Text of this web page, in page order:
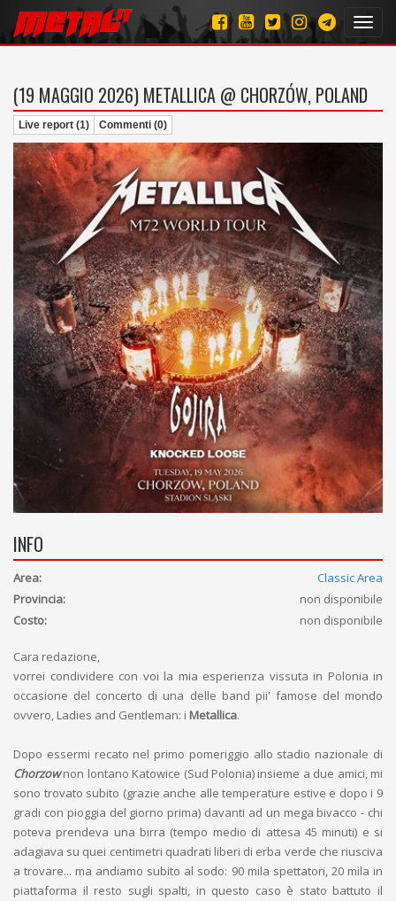
(19 MAGGIO 2026) METALLICA @ CHORZÓW, POLAND
Live report (1) Commenti (0)
INFO
Area:
Classic Area
Provincia:
non disponibile
Costo:
non disponibile
Cara redazione,
vorrei condividere con voi la mia esperienza vissuta in Polonia in
occasione del concerto di una delle band pii' famose del mondo
ovvero, Ladies and Gentleman: i Metallica.
Dopo essermi recato nel primo pomeriggio allo stadio nazionale di
Chorzownon lontano Katowice (Sud Polonia) insieme a due amici, mi
sono trovato subito (grazie anche alle temperature estive e dopo i 9
gradi con pioggia del giorno prima) davanti ad un mega bivacco - chi
poteva prendeva una birra (tempo medio di attesa 45 minuti) e si
adagiava su quei centimetri quadrati liberi di erba verde che riusciva
a trovare... ma andiamo subito al sodo: 90 mila spettatori, 20 mila in
piattaforma il resto sugli spalti, in questo caso è stato battuto il